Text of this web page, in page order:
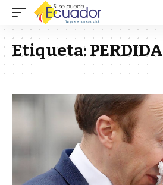
Etiqueta: PERDIDA